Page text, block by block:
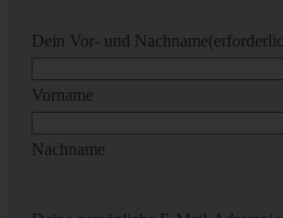
Dein Vor- und Nachname
Vorname
Nachname